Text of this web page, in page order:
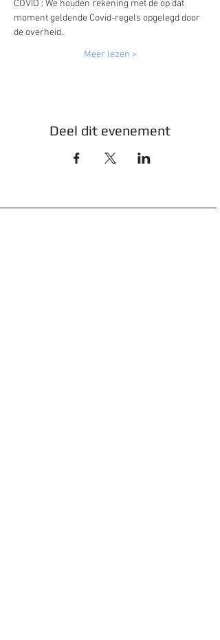
COVID : We houden rekening met de op dat
moment geldende Covid-regels opgelegd door
de overheid.
Meer lezen >
Deel dit evenement